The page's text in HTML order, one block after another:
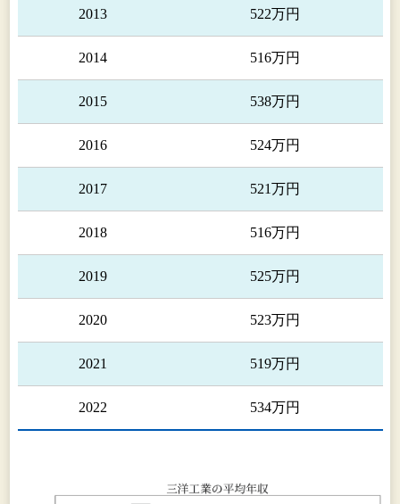
売及び施工を行っておりま
す。また、商品の一部を三
洋工業から仕入れておりま
す。
なお、三洋ＵＤ㈱は非連結
子会社であります。
2013 522万円
2014 516万円
2015 538万円
2016 524万円
2017 521万円
2018 516万円
2019 525万円
2020 523万円
2021 519万円
2022 534万円